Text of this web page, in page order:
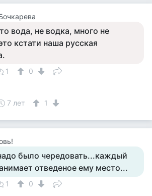
вода, не водка, много не
кстати наша русская
1 0
7 лет
1
было чередовать...каждый
отведеное ему место...
1 0